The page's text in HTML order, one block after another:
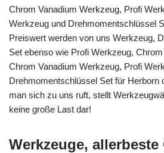
Chrom Vanadium Werkzeug, Profi
Werkzeug und Drehmomentschlüssel
Preiswert werden von uns Werkzeug,
Set ebenso wie Profi Werkzeug,
Chrom Vanadium Werkzeug, Profi
Drehmomentschlüssel Set für Herborn
man sich zu uns ruft, stellt
keine große Last dar!
Werkzeuge,